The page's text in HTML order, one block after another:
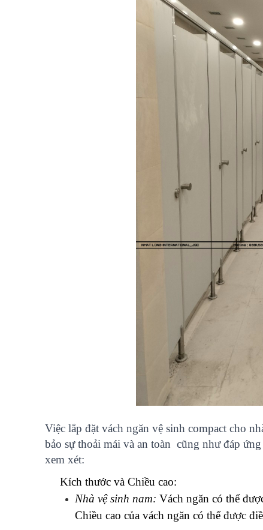
Việc lắp đặt vách ngăn vệ sinh compact cho
bảo sự thoải mái và an toàn  cũng như đáp
xem xét:
Kích thước và Chiều cao:
Nhà vệ sinh nam: Vách ngăn có thể
Chiều cao của vách ngăn có thể được